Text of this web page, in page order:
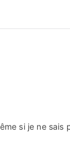
si je ne sais